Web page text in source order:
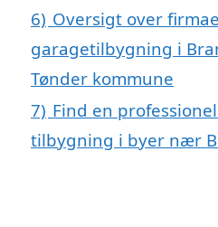
6) Oversigt over
garagetilbygning i
Tønder kommune
7) Find en
tilbygning i byer nær